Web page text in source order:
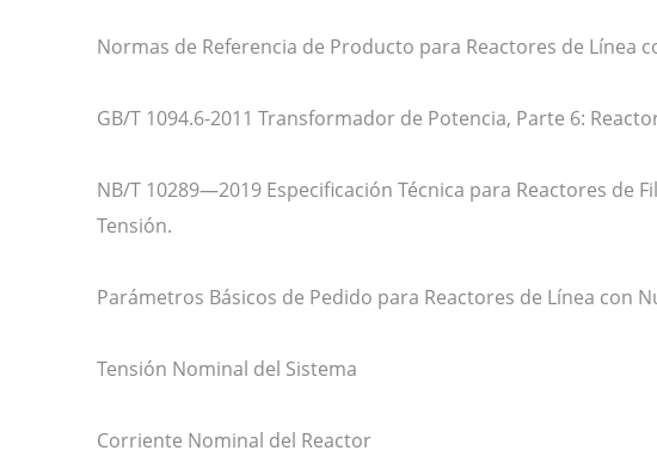
Normas de Referencia de Producto para Reactores de Línea
GB/T 1094.6-2011 Transformador de Potencia, Parte 6:
NB/T 10289—2019 Especificación Técnica para Reactores de
Tensión.
Parámetros Básicos de Pedido para Reactores de Línea con
Tensión Nominal del Sistema
Corriente Nominal del Reactor